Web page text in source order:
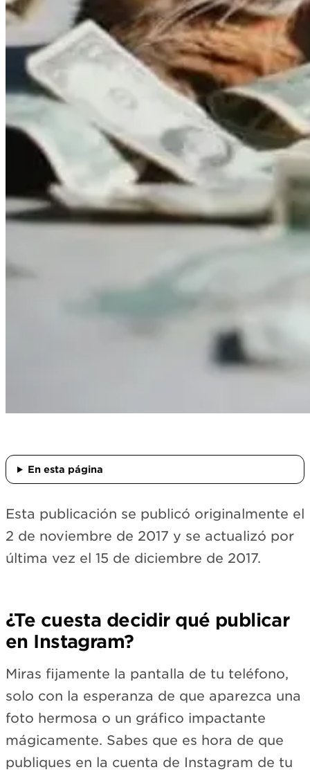
En esta página
Esta publicación se publicó originalmente el
2 de noviembre de 2017 y se actualizó por
última vez el 15 de diciembre de 2017.
¿Te cuesta decidir qué publicar
en Instagram?
Miras fijamente la pantalla de tu teléfono,
solo con la esperanza de que aparezca una
foto hermosa o un gráfico impactante
mágicamente. Sabes que es hora de que
publiques en la cuenta de Instagram de tu